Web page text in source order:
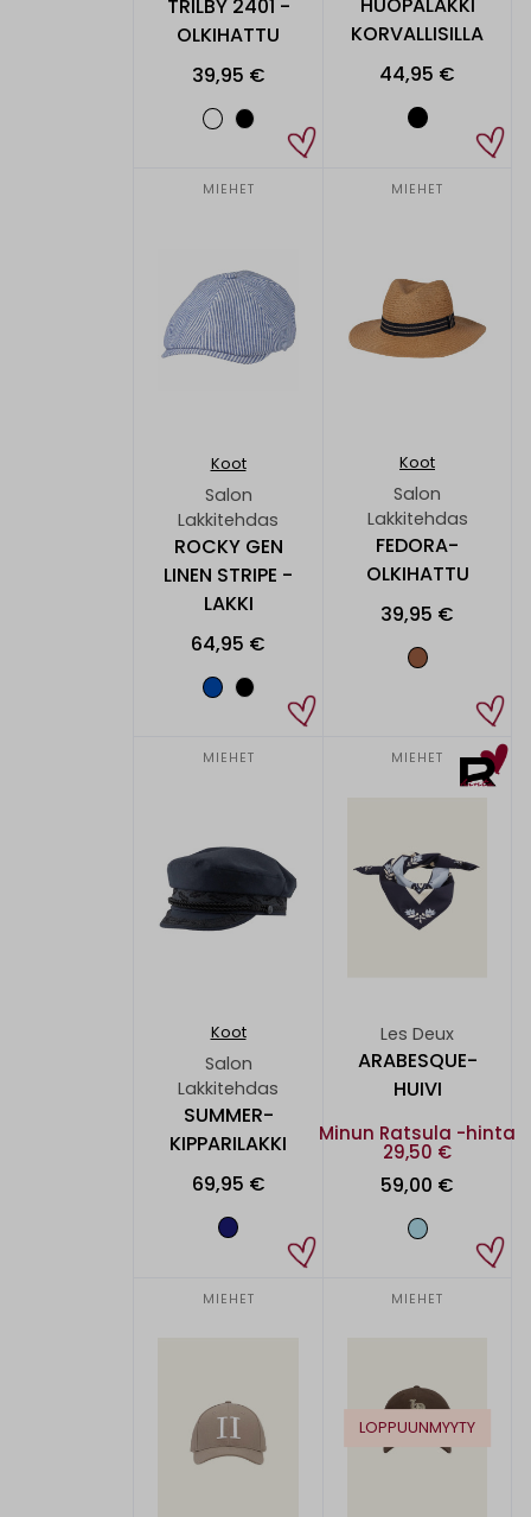
TRILBY 2401 -
OLKIHATTU
39,95 €
KORVALLISILLA
44,95 €
MIEHET
Koot
Salon
Lakkitehdas
ROCKY GEN
LINEN STRIPE -
LAKKI
64,95 €
MIEHET
Koot
Salon
Lakkitehdas
FEDORA-
OLKIHATTU
39,95 €
MIEHET
Koot
Salon
Lakkitehdas
SUMMER-
KIPPARILAKKI
69,95 €
MIEHET
Les Deux
ARABESQUE-
HUIVI
Minun Ratsula -hinta
29,50 €
59,00 €
MIEHET MIEHET
LOPPUUNMYYTY